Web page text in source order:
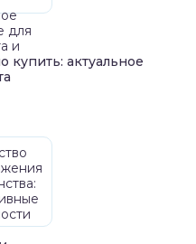
купить: актуальное